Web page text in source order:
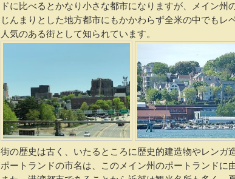
ドに比べるとかなり小さな都市になりますが、メイン州
じんまりとした地方都市にもかかわらず全米の中でもレ
人気のある街として知られています。
街の歴史は古く、いたるところに歴史的建造物やレンガ
ポートランドの市名は、このメイン州のポートランドに